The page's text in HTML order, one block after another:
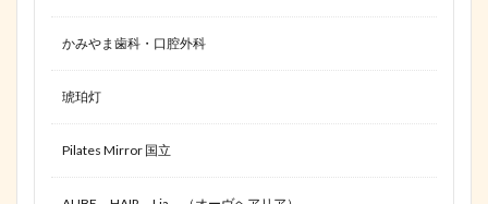
かみやま歯科・口腔外科
琥珀灯
Pilates Mirror 国立